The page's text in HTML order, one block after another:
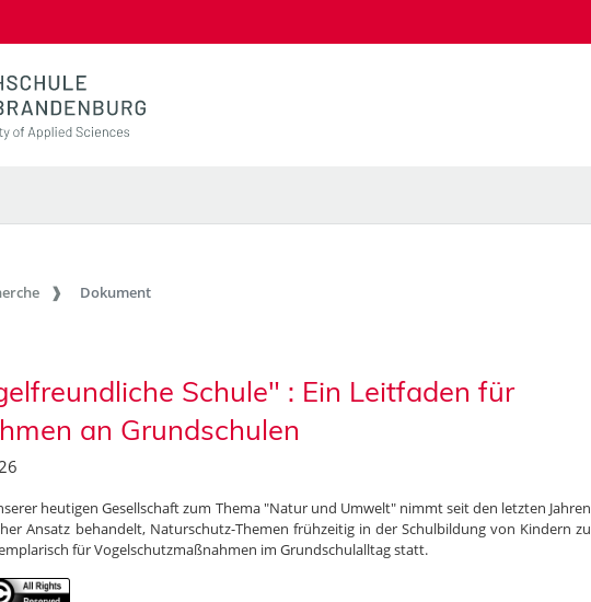
Dokument
Schule" : Ein Leitfaden für
an Grundschulen
heutigen Gesellschaft zum Thema "Natur und Umwelt" nimmt seit den letzten Jahren
Ansatz behandelt, Naturschutz-Themen frühzeitig in der Schulbildung von Kindern zu
für Vogelschutzmaßnahmen im Grundschulalltag statt.